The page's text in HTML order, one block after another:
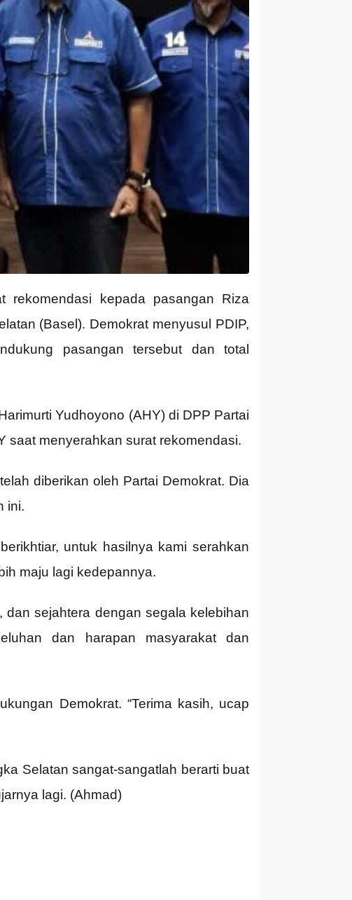
rekomendasi kepada pasangan Riza
(Basel). Demokrat menyusul PDIP,
pasangan tersebut dan total
Yudhoyono (AHY) di DPP Partai
saat menyerahkan surat rekomendasi.
diberikan oleh Partai Demokrat. Dia
ini.
untuk hasilnya kami serahkan
maju lagi kedepannya.
sejahtera dengan segala kelebihan
dan harapan masyarakat dan
Demokrat. “Terima kasih, ucap
Selatan sangat-sangatlah berarti buat
lagi. (Ahmad)